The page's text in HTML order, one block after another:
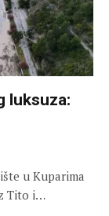
luksuza:
u Kuparima
Tito i…